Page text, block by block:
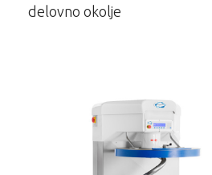
delovno okolje